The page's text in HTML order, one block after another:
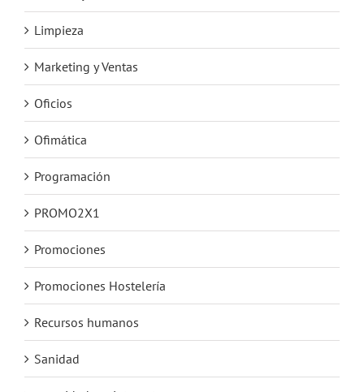
Limpieza
Marketing y Ventas
Oficios
Ofimática
Programación
PROMO2X1
Promociones
Promociones Hostelería
Recursos humanos
Sanidad